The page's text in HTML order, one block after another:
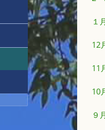
１
12
11
10
９